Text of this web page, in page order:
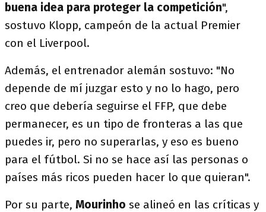
buena idea para proteger la competición",
sostuvo Klopp, campeón de la actual Premier
con el Liverpool.
Además, el entrenador alemán sostuvo: "No
depende de mí juzgar esto y no lo hago, pero
creo que debería seguirse el FFP, que debe
permanecer, es un tipo de fronteras a las que
puedes ir, pero no superarlas, y eso es bueno
para el fútbol. Si no se hace así las personas o
países más ricos pueden hacer lo que quieran".
Por su parte, Mourinho se alineó en las críticas y